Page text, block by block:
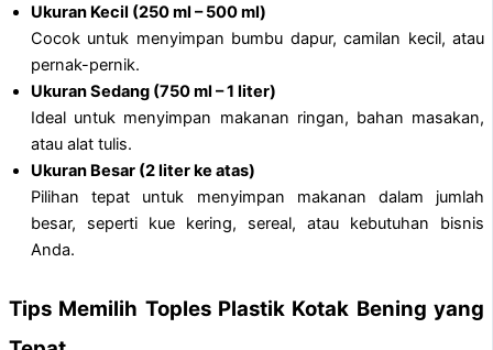
Ukuran Kecil (250 ml – 500 ml)
Cocok untuk menyimpan bumbu dapur, camilan kecil, atau
pernak-pernik.
Ukuran Sedang (750 ml – 1 liter)
Ideal untuk menyimpan makanan ringan, bahan masakan,
atau alat tulis.
Ukuran Besar (2 liter ke atas)
Pilihan tepat untuk menyimpan makanan dalam jumlah
besar, seperti kue kering, sereal, atau kebutuhan bisnis
Anda.
Tips Memilih Toples Plastik Kotak Bening yang